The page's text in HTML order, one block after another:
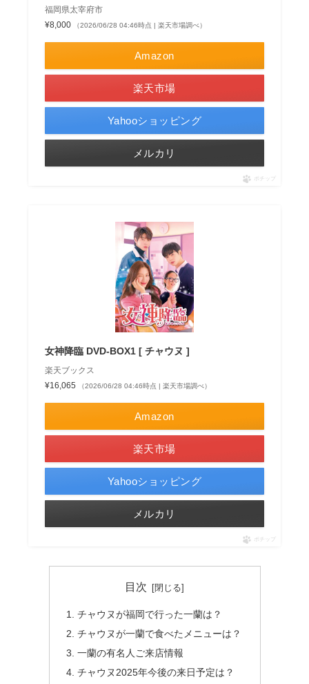
福岡県太宰府市
¥8,000
（2026/06/28 04:46時点 | 楽天市場調べ）
Amazon
楽天市場
Yahooショッピング
メルカリ
ポチップ
女神降臨 DVD-BOX1 [ チャウヌ ]
楽天ブックス
¥16,065
（2026/06/28 04:46時点 | 楽天市場調べ）
Amazon
楽天市場
Yahooショッピング
メルカリ
ポチップ
目次
チャウヌが福岡で行った一蘭は？
チャウヌが一蘭で食べたメニューは？
一蘭の有名人ご来店情報
チャウヌ2025年今後の来日予定は？